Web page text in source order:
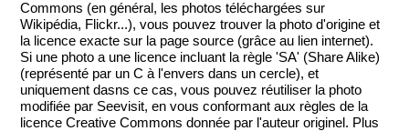
Commons (en général, les photos téléchargées sur
Wikipédia, Flickr...), vous pouvez trouver la photo d'origine et
la licence exacte sur la page source (grâce au lien internet).
Si une photo a une licence incluant la règle 'SA' (Share Alike)
(représenté par un C à l'envers dans un cercle), et
uniquement dasns ce cas, vous pouvez réutiliser la photo
modifiée par Seevisit, en vous conformant aux règles de la
licence Creative Commons donnée par l'auteur originel. Plus